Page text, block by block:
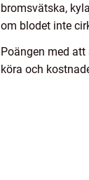
bromsvätska,
om blodet inte
Poängen med
köra och